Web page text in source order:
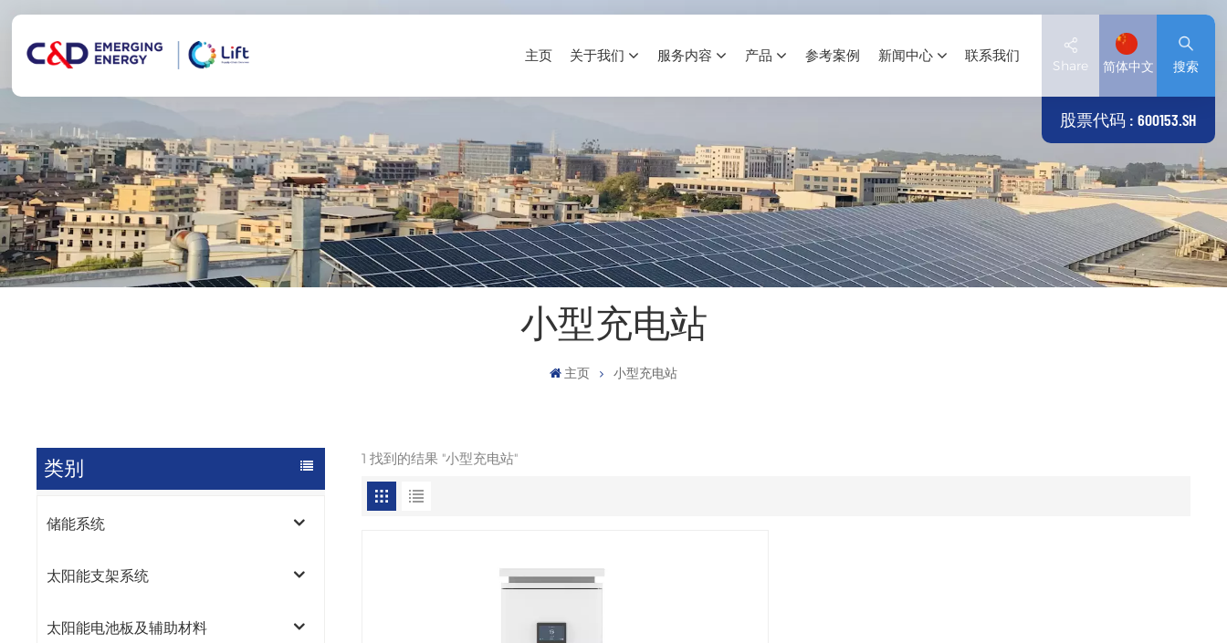
主页 关于我们 服务内容 产品 参考案例 新闻中心 联系我们
Share 简体中文
English
Deutsch
español
日本語
搜索
股票代码 : 600153.SH
小型充电站
主页 小型充电站
类别
储能系统
太阳能支架系统
太阳能电池板及辅助材料
1 找到的结果 "小型充电站"